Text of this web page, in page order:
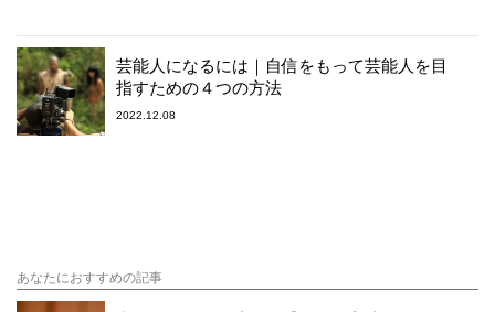
芸能人になるには｜自信をもって芸能人を目
指すための４つの方法
2022.12.08
あなたにおすすめの記事